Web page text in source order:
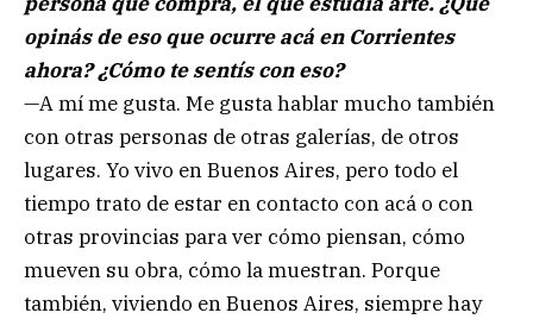
opinás de eso que ocurre acá en Corrientes
ahora? ¿Cómo te sentís con eso?
—A mí me gusta. Me gusta hablar mucho también
con otras personas de otras galerías, de otros
lugares. Yo vivo en Buenos Aires, pero todo el
tiempo trato de estar en contacto con acá o con
otras provincias para ver cómo piensan, cómo
mueven su obra, cómo la muestran. Porque
también, viviendo en Buenos Aires, siempre hay